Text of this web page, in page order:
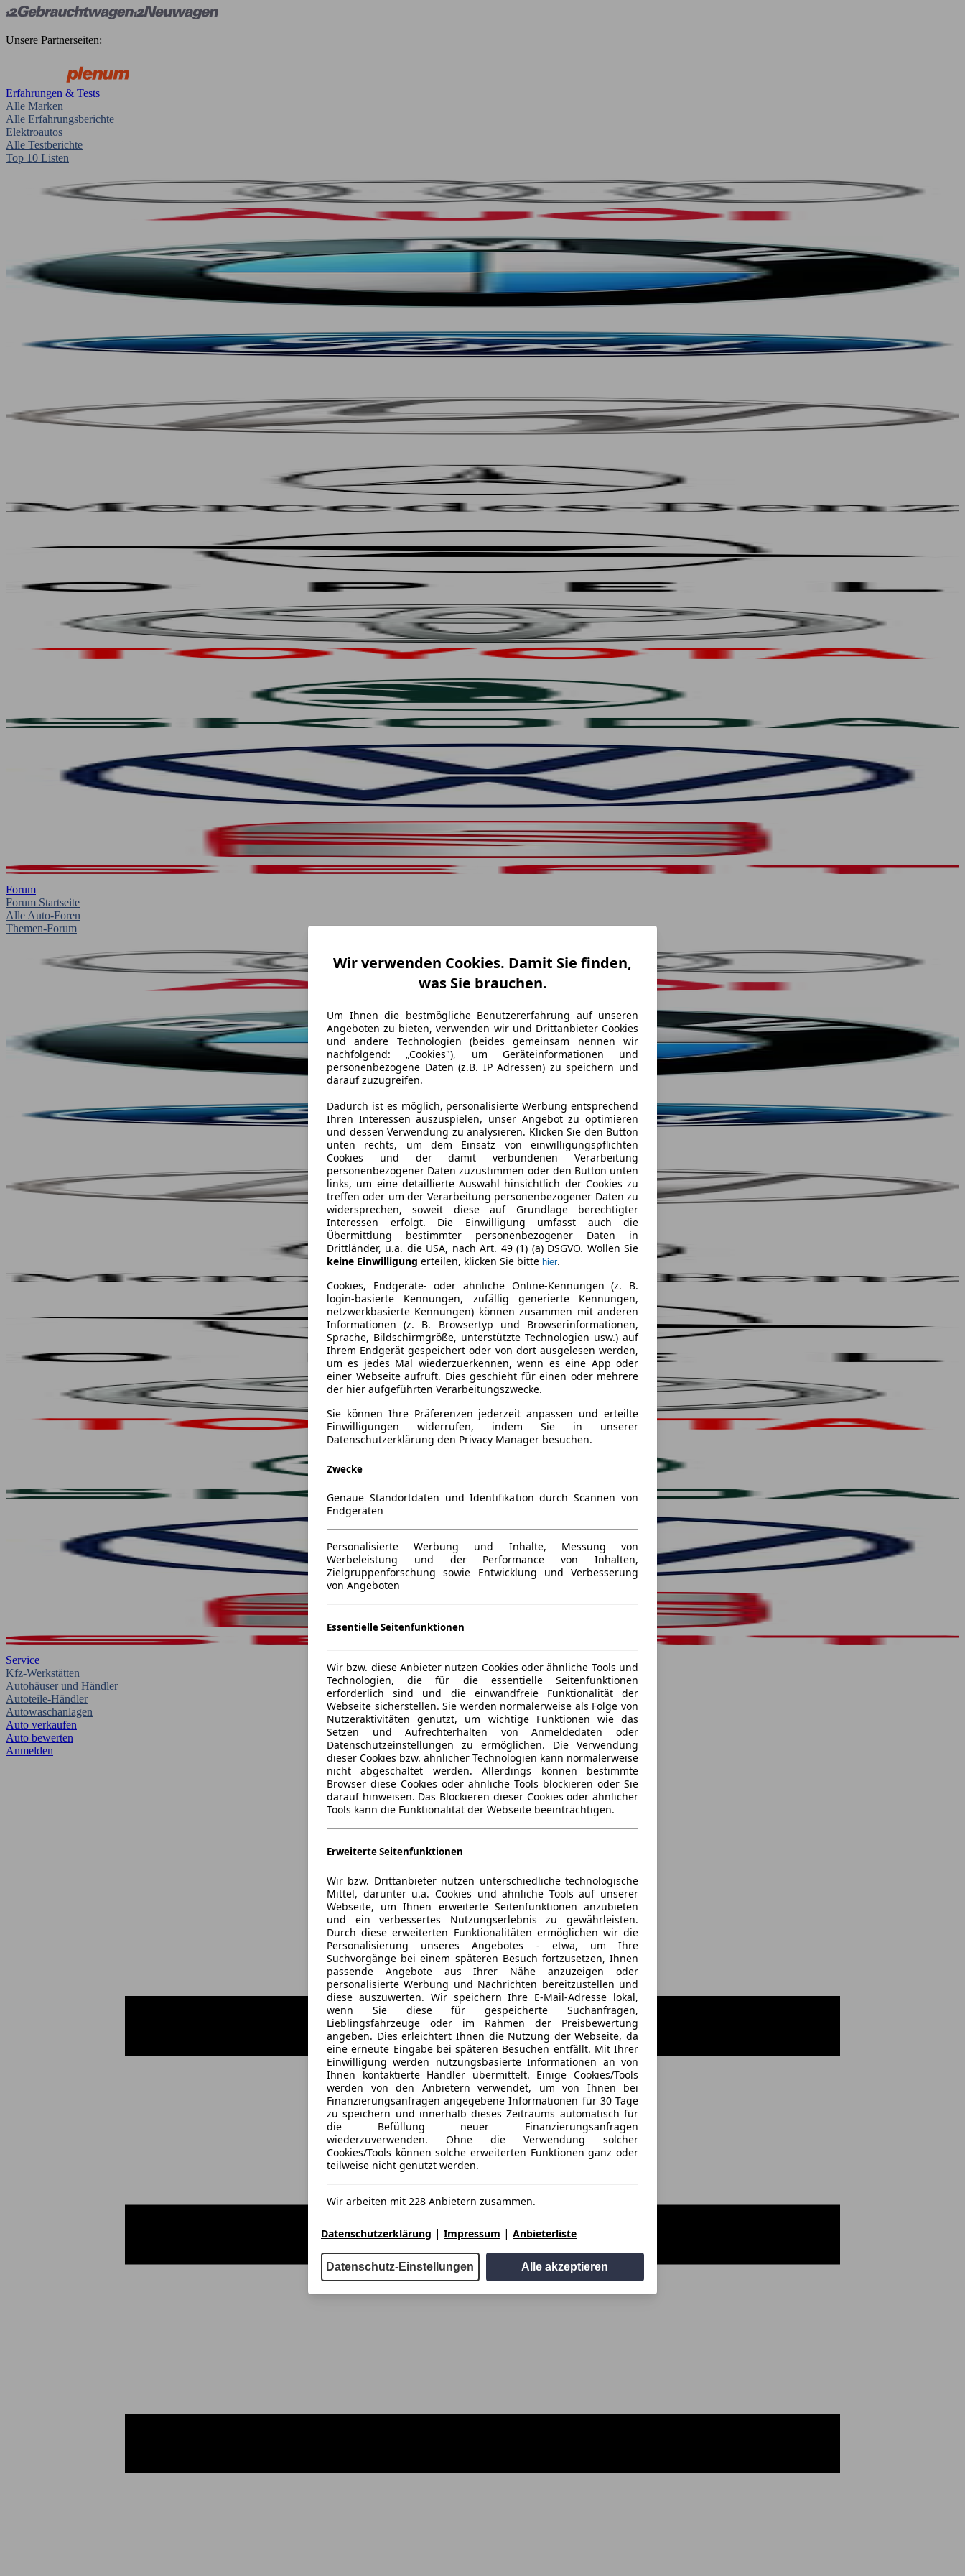
Unsere Partnerseiten:
Erfahrungen & Tests
Alle Marken
Alle Erfahrungsberichte
Elektroautos
Alle Testberichte
Top 10 Listen
Forum
Forum Startseite
Alle Auto-Foren
Themen-Forum
Service
Kfz-Werkstätten
Autohäuser und Händler
Autoteile-Händler
Autowaschanlagen
Auto verkaufen
Auto bewerten
Anmelden
Wir verwenden Cookies. Damit Sie finden,
was Sie brauchen.
Um Ihnen die bestmögliche Benutzererfahrung auf unseren
Angeboten zu bieten, verwenden wir und Drittanbieter Cookies
und andere Technologien (beides gemeinsam nennen wir
nachfolgend: „Cookies"), um Geräteinformationen und
personenbezogene Daten (z.B. IP Adressen) zu speichern und
darauf zuzugreifen.
Dadurch ist es möglich, personalisierte Werbung entsprechend
Ihren Interessen auszuspielen, unser Angebot zu optimieren
und dessen Verwendung zu analysieren. Klicken Sie den Button
unten rechts, um dem Einsatz von einwilligungspflichten
Cookies und der damit verbundenen Verarbeitung
personenbezogener Daten zuzustimmen oder den Button unten
links, um eine detaillierte Auswahl hinsichtlich der Cookies zu
treffen oder um der Verarbeitung personenbezogener Daten zu
widersprechen, soweit diese auf Grundlage berechtigter
Interessen erfolgt. Die Einwilligung umfasst auch die
Übermittlung bestimmter personenbezogener Daten in
Drittländer, u.a. die USA, nach Art. 49 (1) (a) DSGVO. Wollen Sie
keine Einwilligung erteilen, klicken Sie bitte hier.
Cookies, Endgeräte- oder ähnliche Online-Kennungen (z. B.
login-basierte Kennungen, zufällig generierte Kennungen,
netzwerkbasierte Kennungen) können zusammen mit anderen
Informationen (z. B. Browsertyp und Browserinformationen,
Sprache, Bildschirmgröße, unterstützte Technologien usw.) auf
Ihrem Endgerät gespeichert oder von dort ausgelesen werden,
um es jedes Mal wiederzuerkennen, wenn es eine App oder
einer Webseite aufruft. Dies geschieht für einen oder mehrere
der hier aufgeführten Verarbeitungszwecke.
Sie können Ihre Präferenzen jederzeit anpassen und erteilte
Einwilligungen widerrufen, indem Sie in unserer
Datenschutzerklärung den Privacy Manager besuchen.
Zwecke
Genaue Standortdaten und Identifikation durch Scannen von
Endgeräten
Personalisierte Werbung und Inhalte, Messung von
Werbeleistung und der Performance von Inhalten,
Zielgruppenforschung sowie Entwicklung und Verbesserung
von Angeboten
Essentielle Seitenfunktionen
Wir bzw. diese Anbieter nutzen Cookies oder ähnliche Tools und
Technologien, die für die essentielle Seitenfunktionen
erforderlich sind und die einwandfreie Funktionalität der
Webseite sicherstellen. Sie werden normalerweise als Folge von
Nutzeraktivitäten genutzt, um wichtige Funktionen wie das
Setzen und Aufrechterhalten von Anmeldedaten oder
Datenschutzeinstellungen zu ermöglichen. Die Verwendung
dieser Cookies bzw. ähnlicher Technologien kann normalerweise
nicht abgeschaltet werden. Allerdings können bestimmte
Browser diese Cookies oder ähnliche Tools blockieren oder Sie
darauf hinweisen. Das Blockieren dieser Cookies oder ähnlicher
Tools kann die Funktionalität der Webseite beeinträchtigen.
Erweiterte Seitenfunktionen
Wir bzw. Drittanbieter nutzen unterschiedliche technologische
Mittel, darunter u.a. Cookies und ähnliche Tools auf unserer
Webseite, um Ihnen erweiterte Seitenfunktionen anzubieten
und ein verbessertes Nutzungserlebnis zu gewährleisten.
Durch diese erweiterten Funktionalitäten ermöglichen wir die
Personalisierung unseres Angebotes - etwa, um Ihre
Suchvorgänge bei einem späteren Besuch fortzusetzen, Ihnen
passende Angebote aus Ihrer Nähe anzuzeigen oder
personalisierte Werbung und Nachrichten bereitzustellen und
diese auszuwerten. Wir speichern Ihre E-Mail-Adresse lokal,
wenn Sie diese für gespeicherte Suchanfragen,
Lieblingsfahrzeuge oder im Rahmen der Preisbewertung
angeben. Dies erleichtert Ihnen die Nutzung der Webseite, da
eine erneute Eingabe bei späteren Besuchen entfällt. Mit Ihrer
Einwilligung werden nutzungsbasierte Informationen an von
Ihnen kontaktierte Händler übermittelt. Einige Cookies/Tools
werden von den Anbietern verwendet, um von Ihnen bei
Finanzierungsanfragen angegebene Informationen für 30 Tage
zu speichern und innerhalb dieses Zeitraums automatisch für
die Befüllung neuer Finanzierungsanfragen
wiederzuverwenden. Ohne die Verwendung solcher
Cookies/Tools können solche erweiterten Funktionen ganz oder
teilweise nicht genutzt werden.
Wir arbeiten mit 228 Anbietern zusammen.
Datenschutzerklärung | Impressum | Anbieterliste
Datenschutz-Einstellungen Alle akzeptieren